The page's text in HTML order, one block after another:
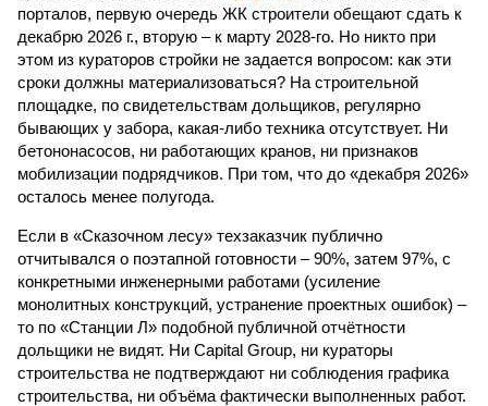
порталов, первую очередь ЖК строители обещают сдать к
декабрю 2026 г., вторую – к марту 2028-го. Но никто при
этом из кураторов стройки не задается вопросом: как эти
сроки должны материализоваться? На строительной
площадке, по свидетельствам дольщиков, регулярно
бывающих у забора, какая-либо техника отсутствует. Ни
бетононасосов, ни работающих кранов, ни признаков
мобилизации подрядчиков. При том, что до «декабря 2026»
осталось менее полугода.
Если в «Сказочном лесу» техзаказчик публично
отчитывался о поэтапной готовности – 90%, затем 97%, с
конкретными инженерными работами (усиление
монолитных конструкций, устранение проектных ошибок) –
то по «Станции Л» подобной публичной отчётности
дольщики не видят. Ни Capital Group, ни кураторы
строительства не подтверждают ни соблюдения графика
строительства, ни объёма фактически выполненных работ.